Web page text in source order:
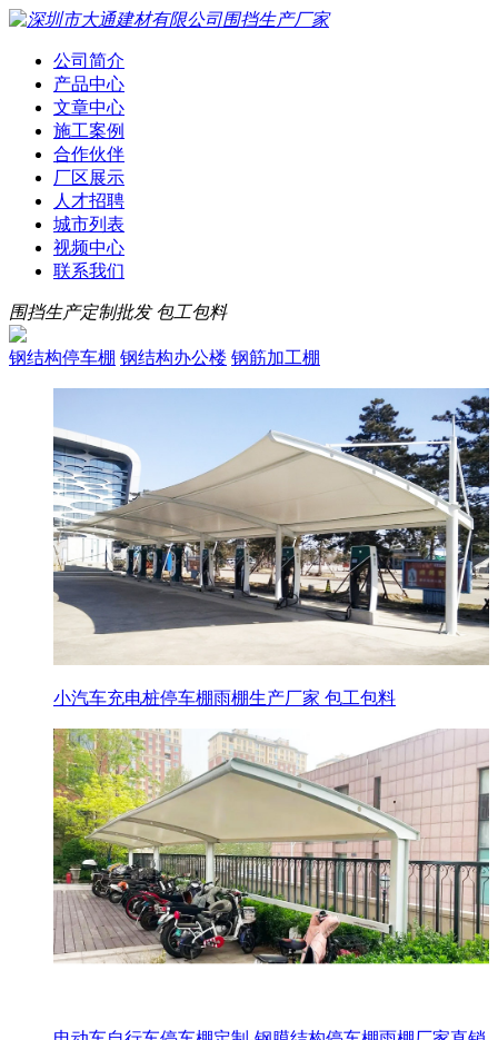
公司简介
产品中心
文章中心
施工案例
合作伙伴
厂区展示
人才招聘
城市列表
视频中心
联系我们
围挡生产定制批发 包工包料
钢结构停车棚 钢结构办公楼 钢筋加工棚
小汽车充电桩停车棚雨棚生产厂家 包工包料